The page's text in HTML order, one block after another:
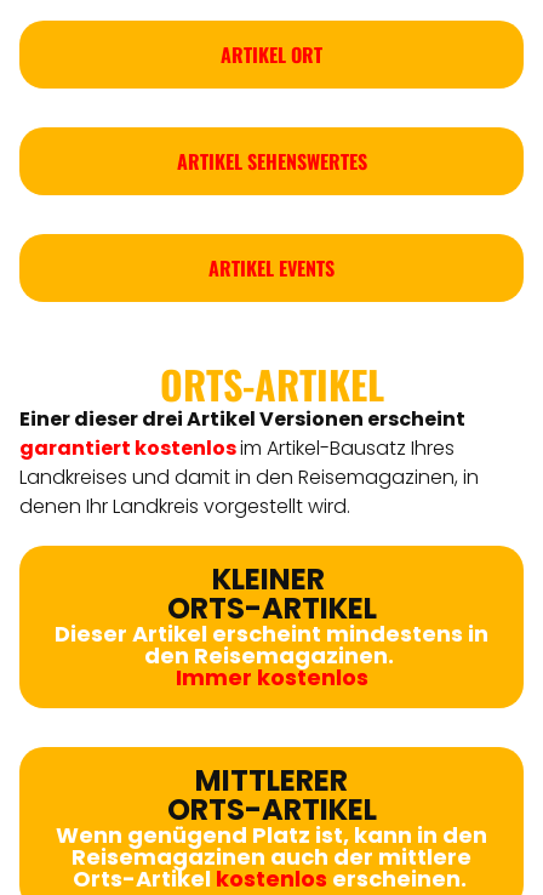
ARTIKEL ORT
ARTIKEL SEHENSWERTES
ARTIKEL EVENTS
ORTS-ARTIKEL
Einer dieser drei Artikel Versionen erscheint
garantiert kostenlosim Artikel-Bausatz Ihres
Landkreises und damit in den Reisemagazinen, in
denen Ihr Landkreis vorgestellt wird.
KLEINER
ORTS-ARTIKEL
Dieser Artikel erscheint mindestens in
den Reisemagazinen.
Immer kostenlos
MITTLERER
ORTS-ARTIKEL
Wenn genügend Platz ist, kann in den
Reisemagazinen auch der mittlere
Orts-Artikel kostenlos erscheinen.